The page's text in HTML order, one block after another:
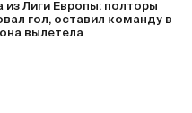
из Лиги Европы: полторы
гол, оставил команду в
вылетела